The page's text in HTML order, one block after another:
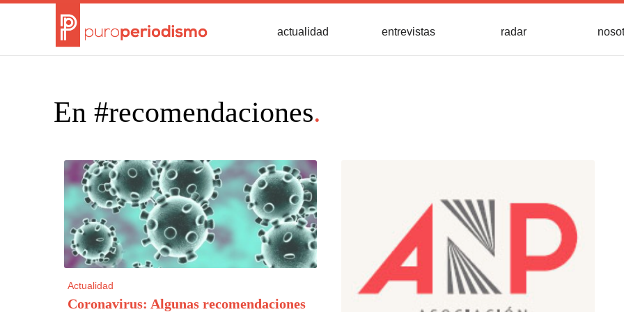
actualidad entrevistas radar
En #recomendaciones.
Actualidad
Coronavirus: Algunas recomendaciones